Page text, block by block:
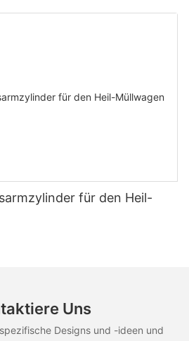
für den Heil-
Uns
Designs und -ideen und